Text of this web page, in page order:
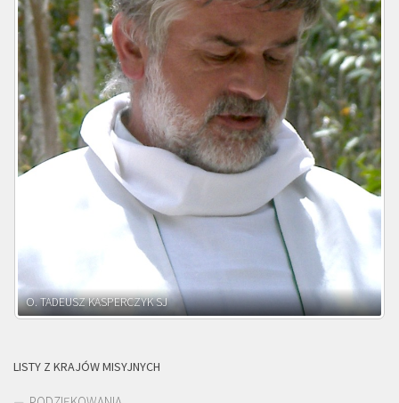
O. ADNRZEJ LEŚNIARA SJ
LISTY Z KRAJÓW MISYJNYCH